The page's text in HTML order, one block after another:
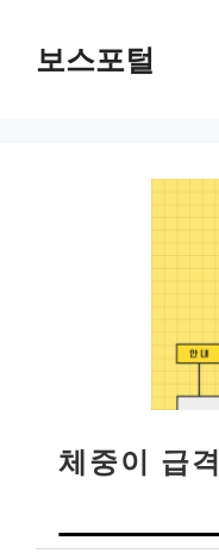
보스포털
체중이 급